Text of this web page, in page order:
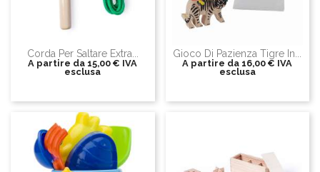
Corda Per Saltare Extra...
A partire da 15,00 € IVA
esclusa
Gioco Di Pazienza Tigre In...
A partire da 16,00 € IVA
esclusa